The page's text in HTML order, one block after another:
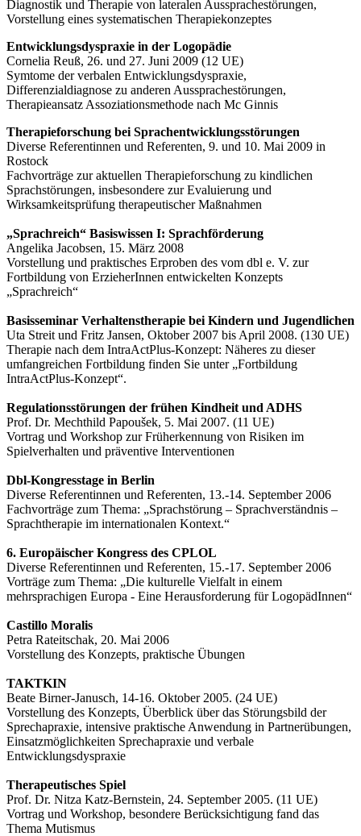
Diagnostik und Therapie von lateralen Aussprachestörungen,
Vorstellung eines systematischen Therapiekonzeptes
Entwicklungsdyspraxie in der Logopädie
Cornelia Reuß, 26. und 27. Juni 2009 (12 UE)
Symtome der verbalen Entwicklungsdyspraxie,
Differenzialdiagnose zu anderen Aussprachestörungen,
Therapieansatz Assoziationsmethode nach Mc Ginnis
Therapieforschung bei Sprachentwicklungsstörungen
Diverse Referentinnen und Referenten, 9. und 10. Mai 2009 in
Rostock
Fachvorträge zur aktuellen Therapieforschung zu kindlichen
Sprachstörungen, insbesondere zur Evaluierung und
Wirksamkeitsprüfung therapeutischer Maßnahmen
„Sprachreich“ Basiswissen I: Sprachförderung
Angelika Jacobsen, 15. März 2008
Vorstellung und praktisches Erproben des vom dbl e. V. zur
Fortbildung von ErzieherInnen entwickelten Konzepts
„Sprachreich“
Basisseminar Verhaltenstherapie bei Kindern und Jugendlichen
Uta Streit und Fritz Jansen, Oktober 2007 bis April 2008. (130 UE)
Therapie nach dem IntraActPlus-Konzept: Näheres zu dieser
umfangreichen Fortbildung finden Sie unter „Fortbildung
IntraActPlus-Konzept“.
Regulationsstörungen der frühen Kindheit und ADHS
Prof. Dr. Mechthild Papoušek, 5. Mai 2007. (11 UE)
Vortrag und Workshop zur Früherkennung von Risiken im
Spielverhalten und präventive Interventionen
Dbl-Kongresstage in Berlin
Diverse Referentinnen und Referenten, 13.-14. September 2006
Fachvorträge zum Thema: „Sprachstörung – Sprachverständnis –
Sprachtherapie im internationalen Kontext.“
6. Europäischer Kongress des CPLOL
Diverse Referentinnen und Referenten, 15.-17. September 2006
Vorträge zum Thema: „Die kulturelle Vielfalt in einem
mehrsprachigen Europa - Eine Herausforderung für LogopädInnen“
Castillo Moralis
Petra Rateitschak, 20. Mai 2006
Vorstellung des Konzepts, praktische Übungen
TAKTKIN
Beate Birner-Janusch, 14-16. Oktober 2005. (24 UE)
Vorstellung des Konzepts, Überblick über das Störungsbild der
Sprechapraxie, intensive praktische Anwendung in Partnerübungen,
Einsatzmöglichkeiten Sprechapraxie und verbale
Entwicklungsdyspraxie
Therapeutisches Spiel
Prof. Dr. Nitza Katz-Bernstein, 24. September 2005. (11 UE)
Vortrag und Workshop, besondere Berücksichtigung fand das
Thema Mutismus